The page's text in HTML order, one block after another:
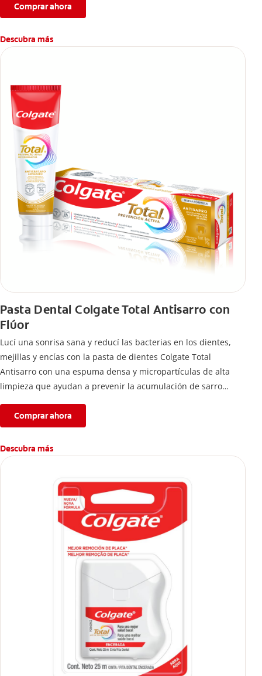
Comprar ahora
Descubra más
Pasta Dental Colgate Total Antisarro con
Flúor
Lucí una sonrisa sana y reducí las bacterias en los dientes,
mejillas y encías con la pasta de dientes Colgate Total
Antisarro con una espuma densa y micropartículas de alta
limpieza que ayudan a prevenir la acumulación de sarro
Comprar ahora
Descubra más